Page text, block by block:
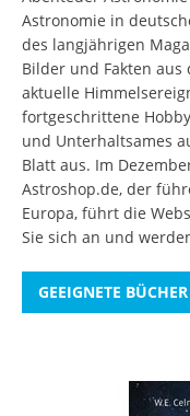
Astronomie in
des langjährigen
Bilder und Fakten
aktuelle
fortgeschrittene
und Unterhaltsames
Blatt aus. Im
Astroshop.de, der
Europa, führt die
Sie sich an und
GEEIGNETE